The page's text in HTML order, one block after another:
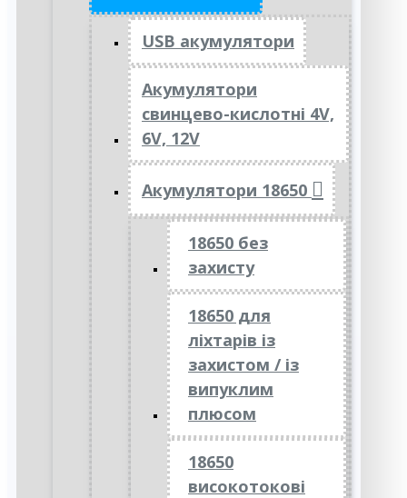
USB акумулятори
Акумулятори
свинцево-кислотні 4V,
6V, 12V
Акумулятори 18650
18650 без
захисту
18650 для
ліхтарів із
захистом / із
випуклим
плюсом
18650
високотокові